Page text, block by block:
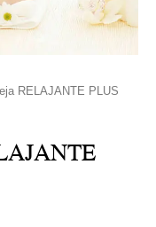
RELAJANTE PLUS